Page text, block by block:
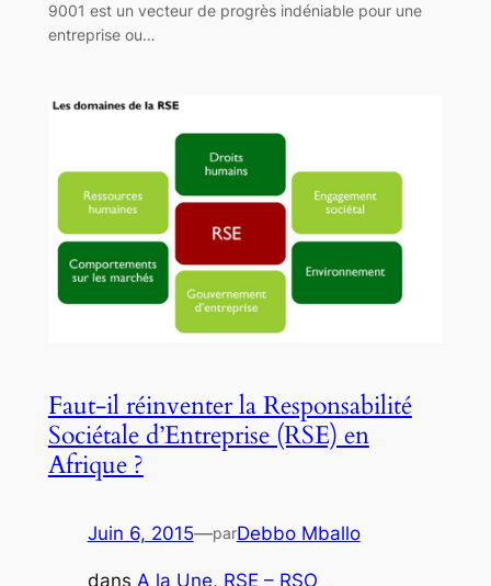
9001 est un vecteur de progrès indéniable pour une
entreprise ou…
Faut-il réinventer la Responsabilité
Sociétale d’Entreprise (RSE) en
Afrique ?
Juin 6, 2015—parDebbo Mballo
dans A la Une, RSE – RSO